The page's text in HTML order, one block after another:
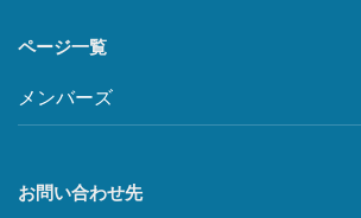
ページ一覧
メンバーズ
お問い合わせ先